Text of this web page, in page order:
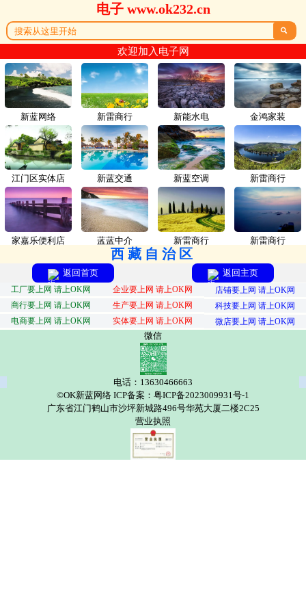
电子 www.ok232.cn

欢迎加入电子网
新蓝网络 新雷商行
江门区实体店 新蓝交通
家嘉乐便利店 蓝蓝中介
新能水电 金鸿家装
新蓝空调 新雷商行
新雷商行 新雷商行
西藏自治区
返回首页 返回主页
工厂要上网 请上OK网 企业要上网 请上OK网
店铺要上网 请上OK网
商行要上网 请上OK网
生产要上网 请上OK网
科技要上网 请上OK网
电商要上网 请上OK网
实体要上网 请上OK网 微店要上网 请上OK网
微信
电话：13630466663
©OK新蓝网络 ICP备案：粤ICP备2023009931号-1
广东省江门鹤山市沙坪新城路496号华苑大厦二楼2C25
营业执照